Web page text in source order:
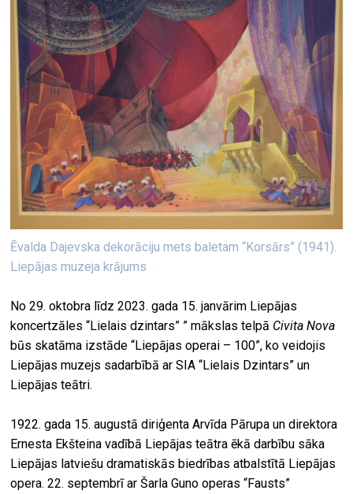
Ēvalda Dajevska dekorāciju mets baletam “Korsārs” (1941).
Liepājas muzeja krājums
No 29. oktobra līdz 2023. gada 15. janvārim Liepājas
koncertzāles “Lielais dzintars” ” mākslas telpā Civita Nova
būs skatāma izstāde “Liepājas operai – 100”, ko veidojis
Liepājas muzejs sadarbībā ar SIA “Lielais Dzintars” un
Liepājas teātri.
1922. gada 15. augustā diriģenta Arvīda Pārupa un direktora
Ernesta Ekšteina vadībā Liepājas teātra ēkā darbību sāka
Liepājas latviešu dramatiskās biedrības atbalstītā Liepājas
opera. 22. septembrī ar Šarla Guno operas “Fausts”